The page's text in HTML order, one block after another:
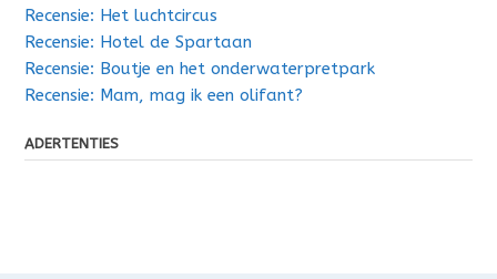
Recensie: Het luchtcircus
Recensie: Hotel de Spartaan
Recensie: Boutje en het onderwaterpretpark
Recensie: Mam, mag ik een olifant?
ADERTENTIES